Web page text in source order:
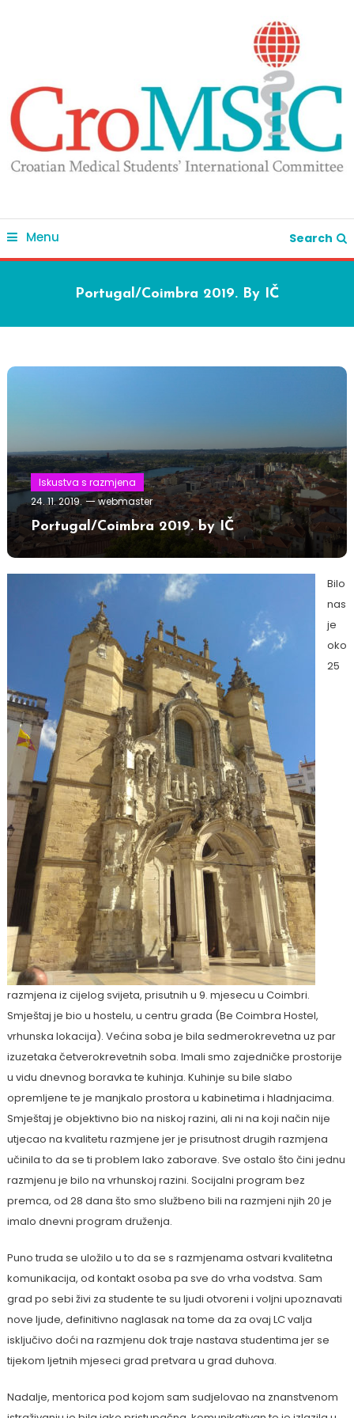
Menu Search
Portugal/Coimbra 2019. By IČ
Iskustva s razmjena
24. 11. 2019.
webmaster
Portugal/Coimbra 2019. by IČ
Bilo
nas
je
oko
25
razmjena iz cijelog svijeta, prisutnih u 9. mjesecu u Coimbri.
Smještaj je bio u hostelu, u centru grada (Be Coimbra Hostel,
vrhunska lokacija). Većina soba je bila sedmerokrevetna uz par
izuzetaka četverokrevetnih soba. Imali smo zajedničke prostorije
u vidu dnevnog boravka te kuhinja. Kuhinje su bile slabo
opremljene te je manjkalo prostora u kabinetima i hladnjacima.
Smještaj je objektivno bio na niskoj razini, ali ni na koji način nije
utjecao na kvalitetu razmjene jer je prisutnost drugih razmjena
učinila to da se ti problem lako zaborave. Sve ostalo što čini jednu
razmjenu je bilo na vrhunskoj razini. Socijalni program bez
premca, od 28 dana što smo službeno bili na razmjeni njih 20 je
imalo dnevni program druženja.
Puno truda se uložilo u to da se s razmjenama ostvari kvalitetna
komunikacija, od kontakt osoba pa sve do vrha vodstva. Sam
grad po sebi živi za studente te su ljudi otvoreni i voljni upoznavati
nove ljude, definitivno naglasak na tome da za ovaj LC valja
isključivo doći na razmjenu dok traje nastava studentima jer se
tijekom ljetnih mjeseci grad pretvara u grad duhova.
Nadalje, mentorica pod kojom sam sudjelovao na znanstvenom